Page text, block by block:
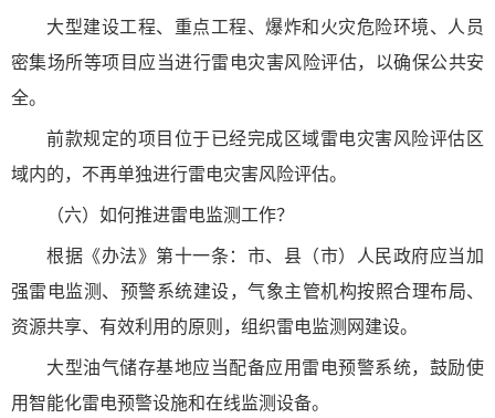
大型建设工程、重点工程、爆炸和火灾危险环境、人员
密集场所等项目应当进行雷电灾害风险评估，以确保公共安
全。
前款规定的项目位于已经完成区域雷电灾害风险评估区
域内的，不再单独进行雷电灾害风险评估。
（六）如何推进雷电监测工作？
根据《办法》第十一条：市、县（市）人民政府应当加
强雷电监测、预警系统建设，气象主管机构按照合理布局、
资源共享、有效利用的原则，组织雷电监测网建设。
大型油气储存基地应当配备应用雷电预警系统，鼓励使
用智能化雷电预警设施和在线监测设备。